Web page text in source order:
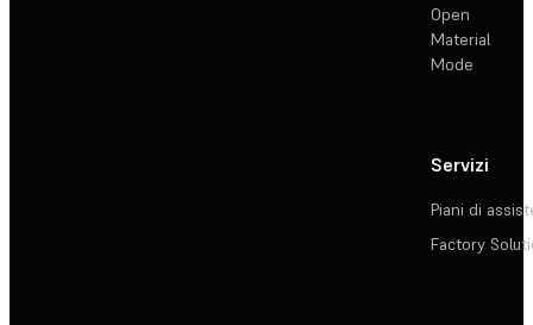
Open
Material
Mode
Servizi
Piani di
Factory